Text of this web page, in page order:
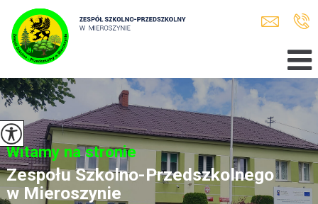
Witamy na stronie
Zespołu Szkolno-Przedszkolnego
w Mieroszynie